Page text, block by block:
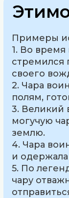
Примеры
1. Во
стремился
своего
2. Чара
полям,
3. Великий
могучую
землю.
4. Чара
и
5. По
чару